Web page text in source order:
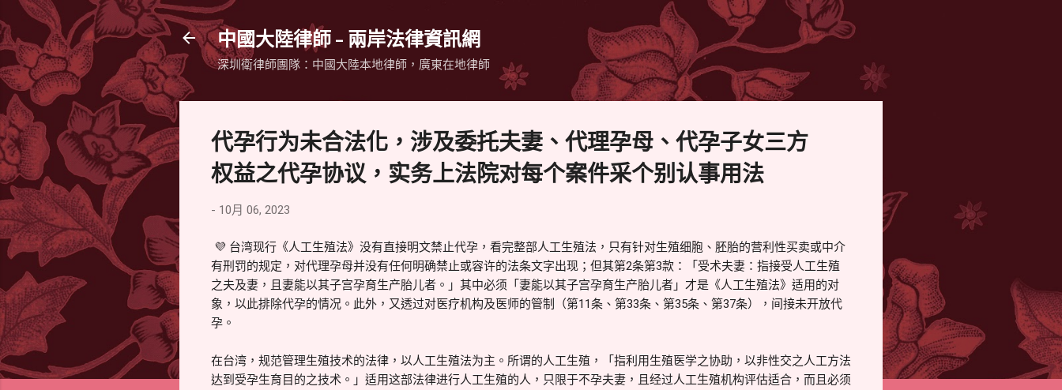
中國大陸律師 - 兩岸法律資訊網
深圳衛律師團隊：中國大陸本地律師，廣東在地律師
代孕行为未合法化，涉及委托夫妻、代理孕母、代孕子女三方
权益之代孕协议，实务上法院对每个案件采个别认事用法
- 10月 06, 2023
💜 台湾现行《人工生殖法》没有直接明文禁止代孕，看完整部人工生殖法，只有针对生殖细胞、胚胎的营利性买卖或中介
有刑罚的规定，对代理孕母并没有任何明确禁止或容许的法条文字出现；但其第2条第3款：「受术夫妻：指接受人工生殖
之夫及妻，且妻能以其子宫孕育生产胎儿者。」其中必须「妻能以其子宫孕育生产胎儿者」才是《人工生殖法》适用的对
象，以此排除代孕的情况。此外，又透过对医疗机构及医师的管制（第11条、第33条、第35条、第37条），间接未开放代
孕。
在台湾，规范管理生殖技术的法律，以人工生殖法为主。所谓的人工生殖，「指利用生殖医学之协助，以非性交之人工方法
达到受孕生育目的之技术。」适用这部法律进行人工生殖的人，只限于不孕夫妻，且经过人工生殖机构评估适合，而且必须